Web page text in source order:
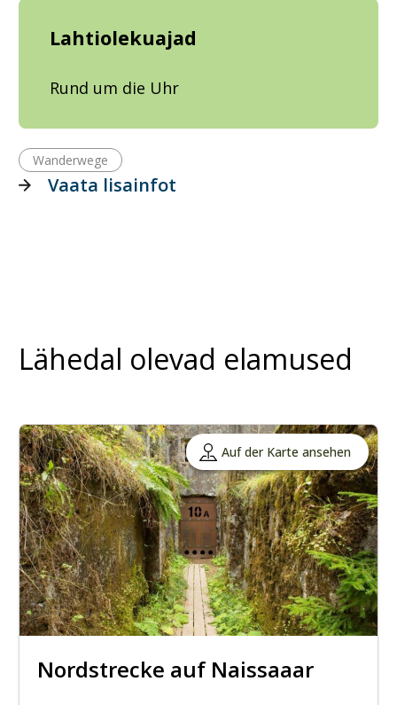
Lahtiolekuajad
Rund um die Uhr
Wanderwege
Vaata lisainfot
Lähedal olevad elamused
Auf der Karte ansehen
Nordstrecke auf Naissaaar